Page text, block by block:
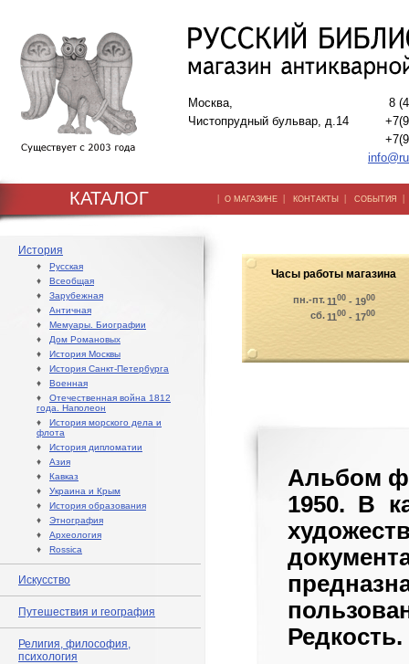
Москва,
Чистопрудный бульвар, д.14
8
КАТАЛОГ | О МАГАЗИНЕ | КОНТАКТЫ | СОБЫТИЯ
История
♦ Русская
♦ Всеобщая
♦ Зарубежная
♦ Античная
♦ Мемуары. Биографии
♦ Дом Романовых
♦ История Москвы
♦ История Санкт-Петербурга
♦ Военная
♦ Отечественная война 1812
года. Наполеон
♦ История морского дела и
флота
♦ История дипломатии
♦ Азия
♦ Кавказ
♦ Украина и Крым
♦ История образования
♦ Этнография
♦ Археология
♦ Rossica
Искусство
Путешествия и география
Религия, философия,
психология
Часы работы магазина
пн.-пт.1100 - 1900
сб.1100 - 1700
Альбом
1950. В
Редкость.